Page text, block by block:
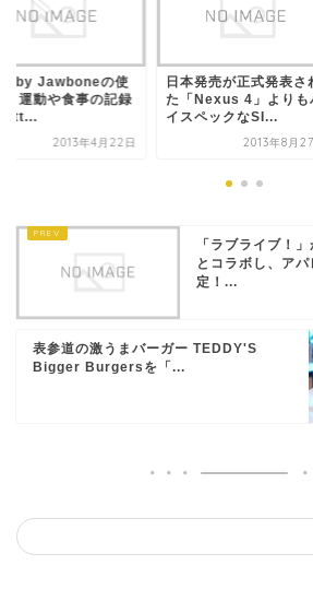
by Jawboneの使
】運動や食事の記録
2013年4月22日
日本発売が正式発表さ
た「Nexus 4」よりも
イスペックなSI...
2013年8月
「ラブライブ！
とコラボし、ア
定！...
表参道の激うまバーガー TEDDY'S
Bigger Burgersを「...